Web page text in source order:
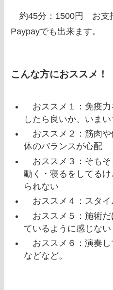
約45分：1500円 お支
Paypayでも出来ます。
こんな方におススメ！
おススメ１：免疫力
したら良いか、いまい
おススメ２：筋肉や
体のバランスが心配
おススメ３：そもそ
動く・寝るをしてる
られない
おススメ４：スタイ
おススメ５：施術だ
ているように感じない
おススメ６：演奏
などなど。